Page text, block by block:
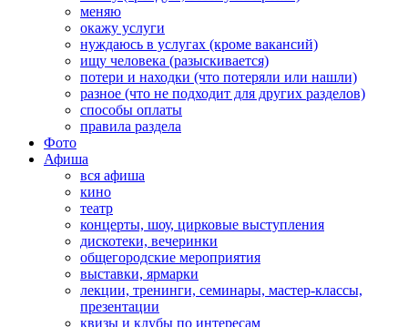
меняю
окажу услуги
нуждаюсь в услугах (кроме вакансий)
ищу человека (разыскивается)
потери и находки (что потеряли или нашли)
разное (что не подходит для других разделов)
способы оплаты
правила раздела
Фото
Афиша
вся афиша
кино
театр
концерты, шоу, цирковые выступления
дискотеки, вечеринки
общегородские мероприятия
выставки, ярмарки
лекции, тренинги, семинары, мастер-классы,
презентации
квизы и клубы по интересам